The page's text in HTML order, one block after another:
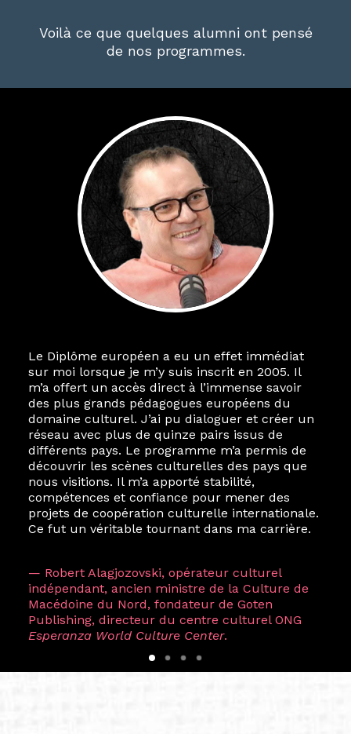
Voilà ce que quelques alumni ont pensé
de nos programmes.
Le Diplôme européen a eu un effet immédiat
sur moi lorsque je m’y suis inscrit en 2005. Il
m’a offert un accès direct à l’immense savoir
des plus grands pédagogues européens du
domaine culturel. J’ai pu dialoguer et créer un
réseau avec plus de quinze pairs issus de
différents pays. Le programme m’a permis de
découvrir les scènes culturelles des pays que
nous visitions. Il m’a apporté stabilité,
compétences et confiance pour mener des
projets de coopération culturelle internationale.
Ce fut un véritable tournant dans ma carrière.
— Robert Alagjozovski, opérateur culturel
indépendant, ancien ministre de la Culture de
Macédoine du Nord, fondateur de Goten
Publishing, directeur du centre culturel ONG
Esperanza World Culture Center.